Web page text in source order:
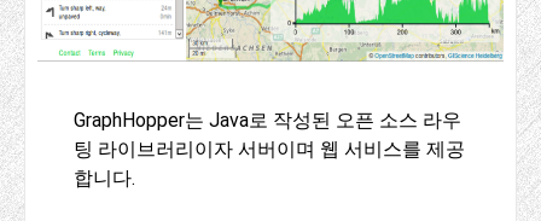
GraphHopper는 Java로 작성된 오픈 소스 라우
팅 라이브러리이자 서버이며 웹 서비스를 제공
합니다.